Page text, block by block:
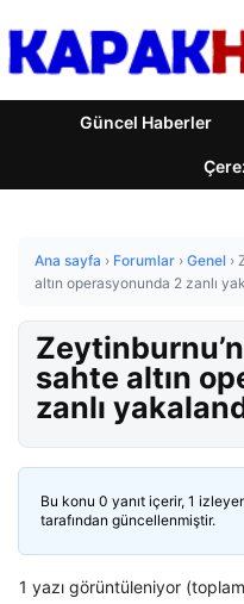
Güncel Haberler
Ana sayfa › Forumlar › Genel ›
altın operasyonunda 2 zanlı
sahte altın
zanlı
Bu konu 0 yanıt içerir, 1
tarafından güncellenmiştir.
1 yazı görüntüleniyor